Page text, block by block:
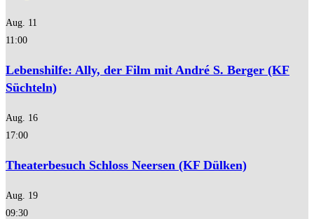
Aug. 11
11:00
Lebenshilfe: Ally, der Film mit André S. Berger (KF
Süchteln)
Aug. 16
17:00
Theaterbesuch Schloss Neersen (KF Dülken)
Aug. 19
09:30